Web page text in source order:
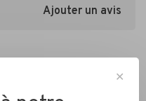
Ajouter un avis
✕